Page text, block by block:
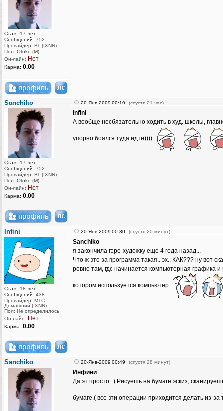
Стаж: 17 лет
Сообщений: 752
Провайдер: ВТ (IXNN)
Пол: Otoko (M)
Он-лайн: Нет
Карма: 0.00
Sanchiko
Стаж: 17 лет
Сообщений: 752
Провайдер: ВТ (IXNN)
Пол: Otoko (M)
Он-лайн: Нет
Карма: 0.00
20-Янв-2009 00:10 (спустя 21 час)
Infini
А вообще необязательно ходить в худ. школы,
упорно боялся туда идти))))
Infini
Стаж: 18 лет
Сообщений: 438
Провайдер: МТС
Домашний (IXNN)
Пол: Не определилось
Он-лайн: Нет
Карма: 0.00
20-Янв-2009 00:30 (спустя 20 минут)
Sanchiko
я закончила горе-художку еще 4 года назад...
Что ж это за программа такая.. эх.. КАК??? ну вот
ровно там, где начинается компьютерная графика
котором используется компьютер..
Sanchiko 20-Янв-2009 00:49 (спустя 28 минут)
Инфини
Да эт просто...) Рисуешь на бумаге эскиз,
бумаге.( все эти операции приходится делать из-